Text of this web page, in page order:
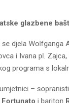
glazbene
djela Wolfganga
i Ivana pl.
programa s
–
Fortunato i bariton